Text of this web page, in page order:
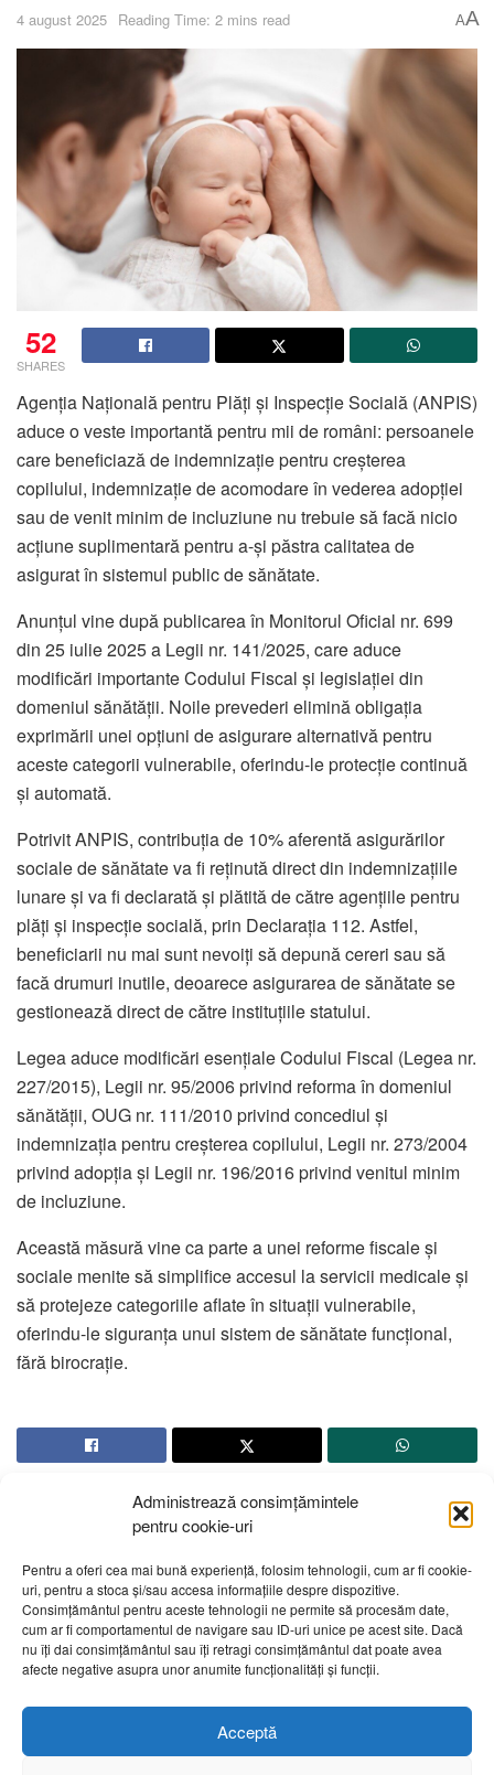
Administrează consimțămintele
pentru cookie-uri
Pentru a oferi cea mai bună experiență, folosim tehnologii, cum ar fi cookie-
uri, pentru a stoca și/sau accesa informațiile despre dispozitive.
Consimțământul pentru aceste tehnologii ne permite să procesăm date,
cum ar fi comportamentul de navigare sau ID-uri unice pe acest site. Dacă
nu îți dai consimțământul sau îți retragi consimțământul dat poate avea
afecte negative asupra unor anumite funcționalități și funcții.
Acceptă
4 august 2025 Reading Time: 2 mins read AA
52
SHARES
Agenția Națională pentru Plăți și Inspecție Socială (ANPIS)
aduce o veste importantă pentru mii de români: persoanele
care beneficiază de indemnizație pentru creșterea
copilului, indemnizație de acomodare în vederea adopției
sau de venit minim de incluziune nu trebuie să facă nicio
acțiune suplimentară pentru a-și păstra calitatea de
asigurat în sistemul public de sănătate.
Anunțul vine după publicarea în Monitorul Oficial nr. 699
din 25 iulie 2025 a Legii nr. 141/2025, care aduce
modificări importante Codului Fiscal și legislației din
domeniul sănătății. Noile prevederi elimină obligația
exprimării unei opțiuni de asigurare alternativă pentru
aceste categorii vulnerabile, oferindu-le protecție continuă
și automată.
Potrivit ANPIS, contribuția de 10% aferentă asigurărilor
sociale de sănătate va fi reținută direct din indemnizațiile
lunare și va fi declarată și plătită de către agențiile pentru
plăți și inspecție socială, prin Declarația 112. Astfel,
beneficiarii nu mai sunt nevoiți să depună cereri sau să
facă drumuri inutile, deoarece asigurarea de sănătate se
gestionează direct de către instituțiile statului.
Legea aduce modificări esențiale Codului Fiscal (Legea nr.
227/2015), Legii nr. 95/2006 privind reforma în domeniul
sănătății, OUG nr. 111/2010 privind concediul și
indemnizația pentru creșterea copilului, Legii nr. 273/2004
privind adopția și Legii nr. 196/2016 privind venitul minim
de incluziune.
Această măsură vine ca parte a unei reforme fiscale și
sociale menite să simplifice accesul la servicii medicale și
să protejeze categoriile aflate în situații vulnerabile,
oferindu-le siguranța unui sistem de sănătate funcțional,
fără birocrație.
Despre noi Publicitate Contact
Politică de confidențialitate
Cod Deontologic
Grila de programe
Daca sunteti martorul unor evenimente importante vă rugăm
să ne contactați pe email:telembotosani.tv@gmail.com